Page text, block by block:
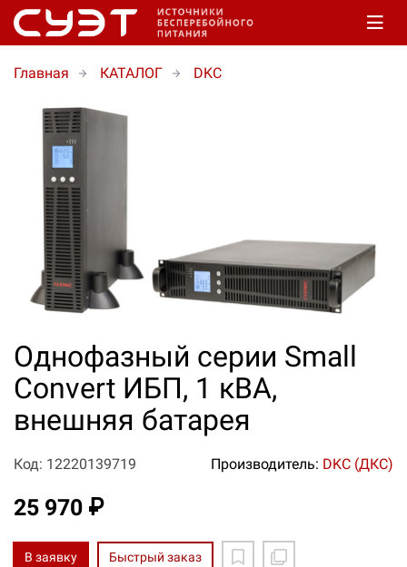
Главная КАТАЛОГ DKС
Однофазный серии Small
Convert ИБП, 1 кВА,
внешняя батарея
Код: 12220139719 Производитель: DKC (ДКС)
25 970 ₽
В заявку Быстрый заказ